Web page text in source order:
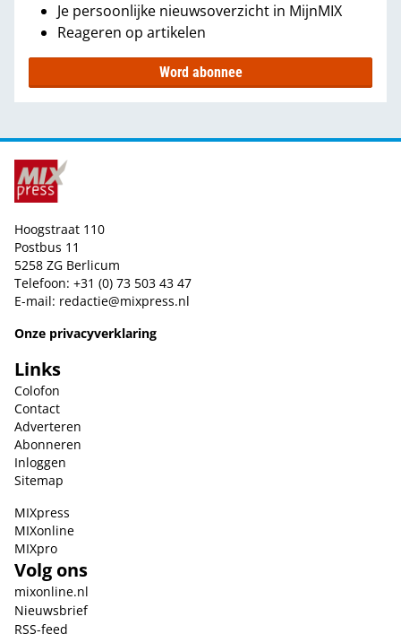
Je persoonlijke nieuwsoverzicht in MijnMIX
Reageren op artikelen
Word abonnee
Hoogstraat 110
Postbus 11
5258 ZG Berlicum
Telefoon: +31 (0) 73 503 43 47
E-mail: redactie@mixpress.nl
Onze privacyverklaring
Links
Colofon
Contact
Adverteren
Abonneren
Inloggen
Sitemap
MIXpress
MIXonline
MIXpro
Volg ons
mixonline.nl
Nieuwsbrief
RSS-feed